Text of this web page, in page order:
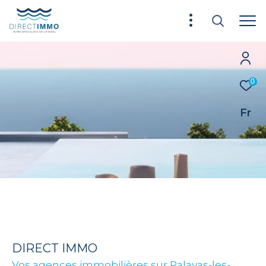
0
Fr
DIRECT IMMO